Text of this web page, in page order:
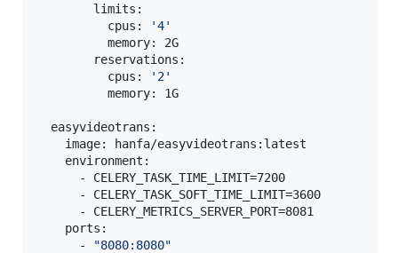
        limits:
          cpus:
'4'
          memory: 2G
        reservations:
          cpus:
' 2'
          memory: 1G
  easyvideotrans:
    image: hanfa/easyvideotrans:latest
    environment:
      - CELERY_TASK_TIME_LIMIT=7200
      - CELERY_TASK_SOFT_TIME_LIMIT=3600
      - CELERY_METRICS_SERVER_PORT=8081
    ports:
      -
"8080:8080"